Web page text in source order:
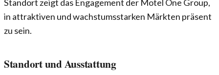
Standort zeigt das Engagement der Motel One Group,
in attraktiven und wachstumsstarken Märkten präsent
zu sein.
Standort und Ausstattung